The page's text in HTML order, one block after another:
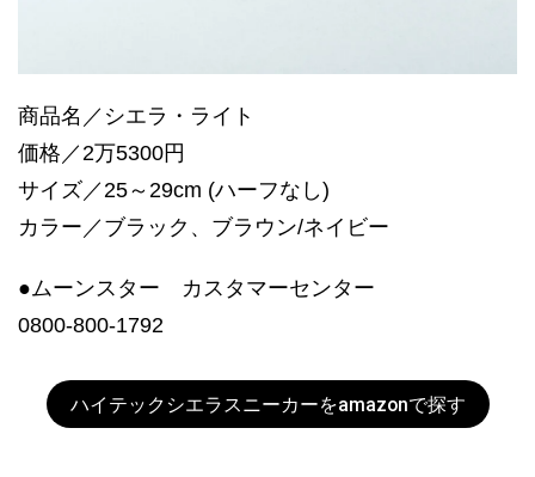
商品名／シエラ・ライト
価格／2万5300円
サイズ／25～29cm (ハーフなし)
カラー／ブラック、ブラウン/ネイビー
●ムーンスター カスタマーセンター
0800-800-1792
ハイテックシエラスニーカーをamazonで探す